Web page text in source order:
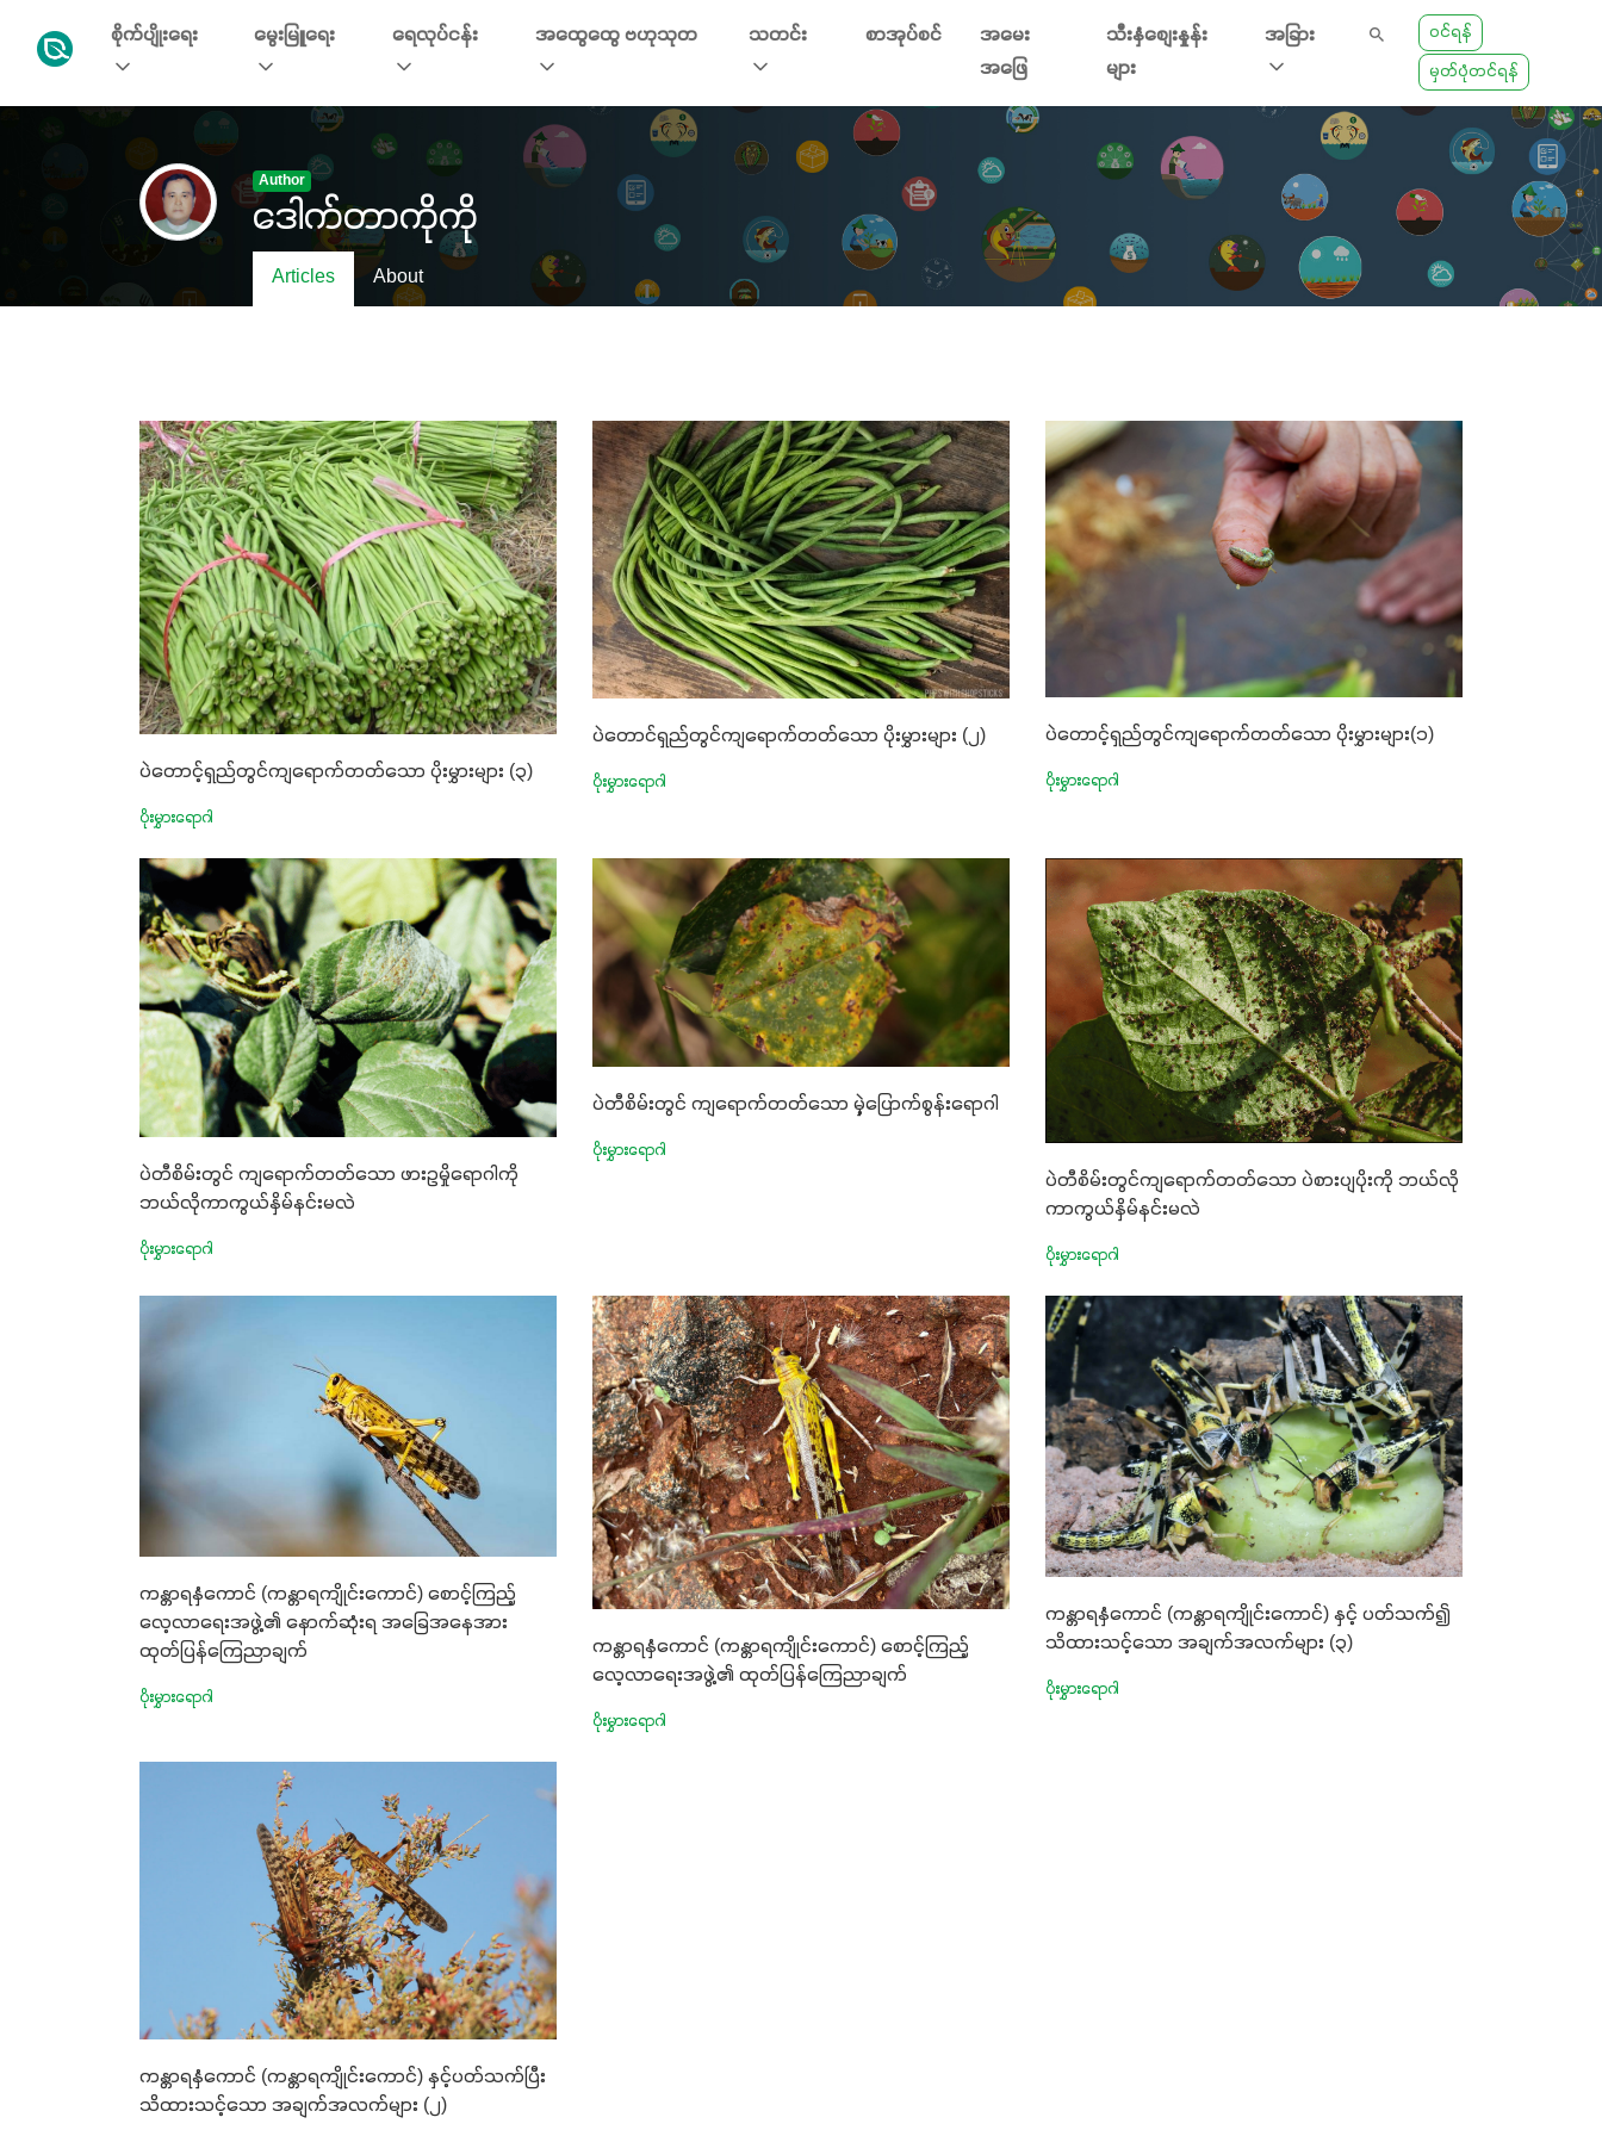
စိုက်ပျိုးရေး မွေးမြူရေး ရေလုပ်ငန်း အထွေထွေ ဗဟုသုတ သတင်း စာအုပ်စင်
အမေး
အဖြေ
သီးနှံစျေးနှုန်း
များ
အခြား
ဝင်ရန်
မှတ်ပုံတင်ရန်
Author
ဒေါက်တာကိုကို
Articles About
ပဲတောင့်ရှည်တွင်ကျရောက်တတ်သော ပိုးမွှားများ (၃)
ပိုးမွှားရောဂါ
ပဲတောင်ရှည်တွင်ကျရောက်တတ်သော ပိုးမွှားများ (၂)
ပိုးမွှားရောဂါ
ပဲတောင့်ရှည်တွင်ကျရောက်တတ်သော ပိုးမွှားများ(၁)
ပိုးမွှားရောဂါ
ပဲတီစိမ်းတွင် ကျရောက်တတ်သော ဖားဥမှိုရောဂါကို
ဘယ်လိုကာကွယ်နှိမ်နင်းမလဲ
ပိုးမွှားရောဂါ
ပဲတီစိမ်းတွင် ကျရောက်တတ်သော မှဲ့ပြောက်စွန်းရောဂါ
ပိုးမွှားရောဂါ
ပဲတီစိမ်းတွင်ကျရောက်တတ်သော ပဲစားပျပိုးကို ဘယ်လို
ကာကွယ်နှိမ်နင်းမလဲ
ပိုးမွှားရောဂါ
ကန္တာရနှံကောင် (ကန္တာရကျိုင်းကောင်) စောင့်ကြည့်
လေ့လာရေးအဖွဲ့၏ နောက်ဆုံးရ အခြေအနေအား
ထုတ်ပြန်ကြေညာချက်
ပိုးမွှားရောဂါ
ကန္တာရနှံကောင် (ကန္တာရကျိုင်းကောင်) စောင့်ကြည့်
လေ့လာရေးအဖွဲ့၏ ထုတ်ပြန်ကြေညာချက်
ပိုးမွှားရောဂါ
ကန္တာရနှံကောင် (ကန္တာရကျိုင်းကောင်) နှင့် ပတ်သက်၍
သိထားသင့်သော အချက်အလက်များ (၃)
ပိုးမွှားရောဂါ
ကန္တာရနှံကောင် (ကန္တာရကျိုင်းကောင်) နှင့်ပတ်သက်ပြီး
သိထားသင့်သော အချက်အလက်များ (၂)